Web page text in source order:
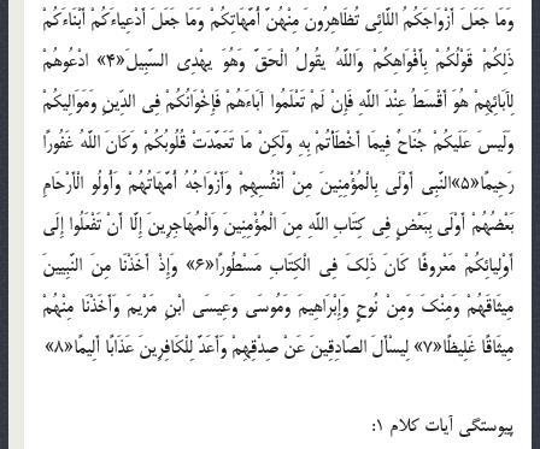
وَمَا جَعَلَ أَزْوَاجَكُمُ اللَّائِي تُظَاهِرُونَ مِنْهُنَّ أُمَّهَاتِكُمْ وَمَا جَعَلَ أَدْعِياءَكُمْ أَبْنَاءَكُمْ
ذَلِكُمْ قَوْلُكُمْ بِأَفْوَاهِكُمْ وَاللَّهُ يقُولُ الْحَقَّ وَهُوَ يهْدِي السَّبِيلَ«4» ادْعُوهُمْ
لِآبَائِهِمْ هُوَ أَقْسَطُ عِنْدَ اللَّهِ فَإِنْ لَمْ تَعْلَمُوا آبَاءَهُمْ فَإِخْوَانُكُمْ فِي الدِّينِ وَمَوَالِيكُمْ
وَلَيسَ عَلَيكُمْ جُنَاحٌ فِيمَا أَخْطَأْتُمْ بِهِ وَلَكِنْ مَا تَعَمَّدَتْ قُلُوبُكُمْ وَكَانَ اللَّهُ غَفُورًا
رَحِيمًا«5»النَّبِي أَوْلَى بِالْمُؤْمِنِينَ مِنْ أَنْفُسِهِمْ وَأَزْوَاجُهُ أُمَّهَاتُهُمْ وَأُولُو الْأَرْحَامِ
بَعْضُهُمْ أَوْلَى بِبَعْضٍ فِي كِتَابِ اللَّهِ مِنَ الْمُؤْمِنِينَ وَالْمُهَاجِرِينَ إِلَّا أَنْ تَفْعَلُوا إِلَى
أَوْلِيائِكُمْ مَعْروفًا كَانَ ذَلِكَ فِي الْكِتَابِ مَسْطُورًا«6» وَإِذْ أَخَذْنَا مِنَ النَّبِيينَ
مِيثَاقَهُمْ وَمِنْكَ وَمِنْ نُوحٍ وَإِبْرَاهِيمَ وَمُوسَى وَعِيسَى ابْنِ مَرْيمَ وَأَخَذْنَا مِنْهُمْ
مِيثَاقًا غَلِيظًا«7» لِيسْأَلَ الصَّادِقِينَ عَنْ صِدْقِهِمْ وَأَعَدَّ لِلْكَافِرِينَ عَذَابًا أَلِيمًا«8»
پيوستگي آيات کلام 1: